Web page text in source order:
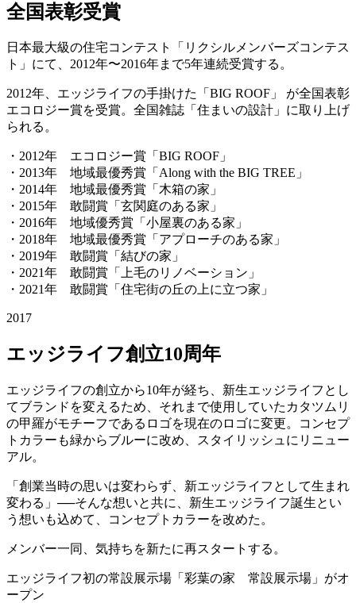
全国表彰受賞
日本最大級の住宅コンテスト「リクシルメンバーズコンテス
ト」にて、2012年〜2016年まで5年連続受賞する。
2012年、エッジライフの手掛けた「BIG ROOF」 が全国表彰
エコロジー賞を受賞。全国雑誌「住まいの設計」に取り上げ
られる。
・2012年 エコロジー賞「BIG ROOF」
・2013年 地域最優秀賞「Along with the BIG TREE」
・2014年 地域最優秀賞「木箱の家」
・2015年 敢闘賞「玄関庭のある家」
・2016年 地域優秀賞「小屋裏のある家」
・2018年 地域最優秀賞「アプローチのある家」
・2019年 敢闘賞「結びの家」
・2021年 敢闘賞「上毛のリノベーション」
・2021年 敢闘賞「住宅街の丘の上に立つ家」
2017
エッジライフ創立10周年
エッジライフの創立から10年が経ち、新生エッジライフとし
てブランドを変えるため、それまで使用していたカタツムリ
の甲羅がモチーフであるロゴを現在のロゴに変更。コンセプ
トカラーも緑からブルーに改め、スタイリッシュにリニュー
アル。
「創業当時の思いは変わらず、新エッジライフとして生まれ
変わる」──そんな想いと共に、新生エッジライフ誕生とい
う想いも込めて、コンセプトカラーを改めた。
メンバー一同、気持ちを新たに再スタートする。
エッジライフ初の常設展示場「彩葉の家 常設展示場」がオ
ープン